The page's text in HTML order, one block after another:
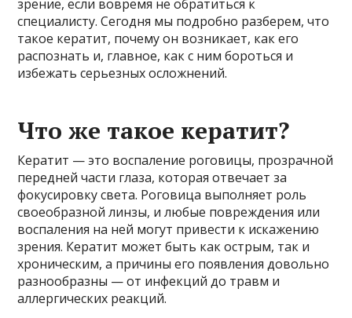
зрение, если вовремя не обратиться к
специалисту. Сегодня мы подробно разберем, что
такое кератит, почему он возникает, как его
распознать и, главное, как с ним бороться и
избежать серьезных осложнений.
Что же такое кератит?
Кератит — это воспаление роговицы, прозрачной
передней части глаза, которая отвечает за
фокусировку света. Роговица выполняет роль
своеобразной линзы, и любые повреждения или
воспаления на ней могут привести к искажению
зрения. Кератит может быть как острым, так и
хроническим, а причины его появления довольно
разнообразны — от инфекций до травм и
аллергических реакций.